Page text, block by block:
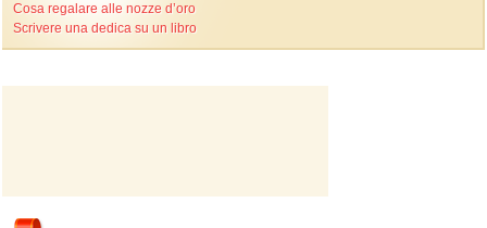
Cosa regalare alle nozze d’oro
Scrivere una dedica su un libro